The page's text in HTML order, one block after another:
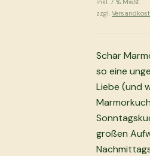
inkl. 7 % MwSt.
zzgl.
Schär
so eine
Liebe (und
großen